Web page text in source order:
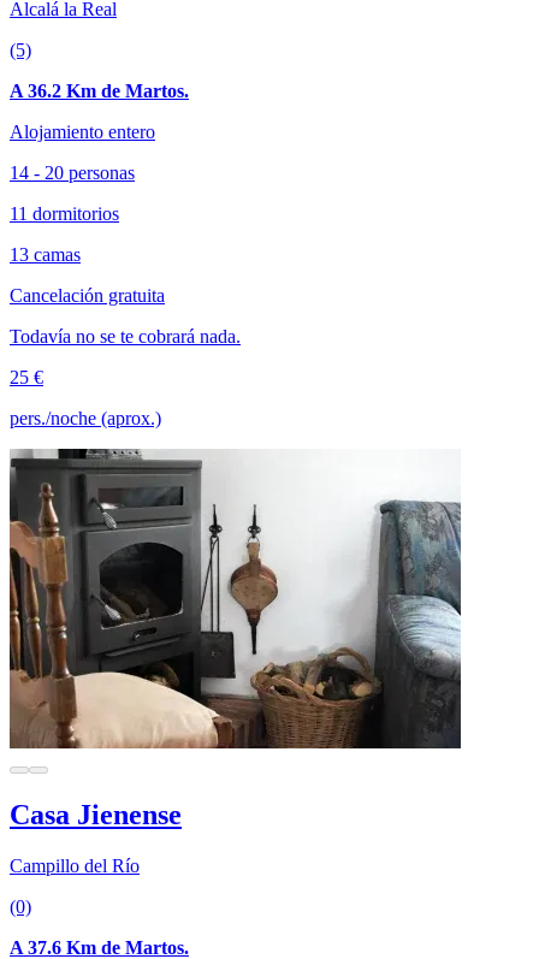
Alcalá la Real
(5)
A 36.2 Km de Martos.
Alojamiento entero
14 - 20 personas
11 dormitorios
13 camas
Cancelación gratuita
Todavía no se te cobrará nada.
25 €
pers./noche (aprox.)
Casa Jienense
Campillo del Río
(0)
A 37.6 Km de Martos.